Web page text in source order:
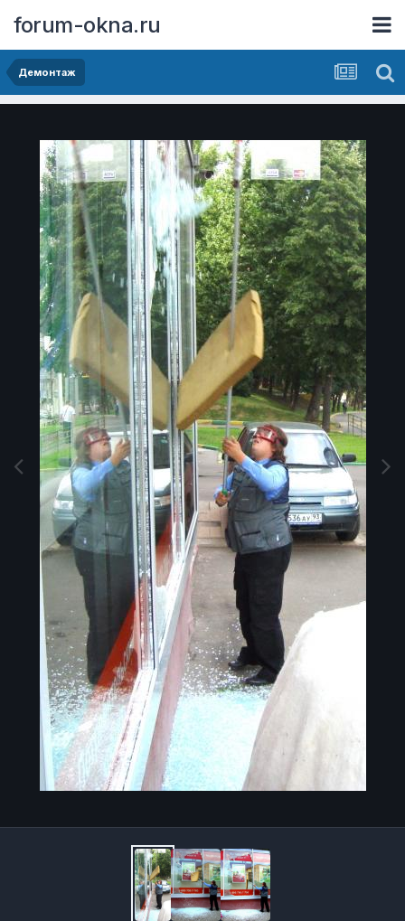
forum-okna.ru
Демонтаж
Image Tools